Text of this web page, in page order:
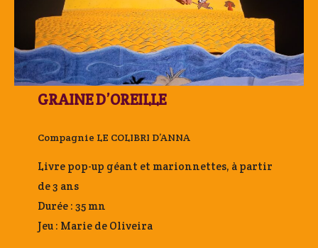
GRAINE D’OREILLE
Compagnie LE COLIBRI D’ANNA
Livre pop-up géant et marionnettes, à partir
de 3 ans
Durée : 35 mn
Jeu : Marie de Oliveira